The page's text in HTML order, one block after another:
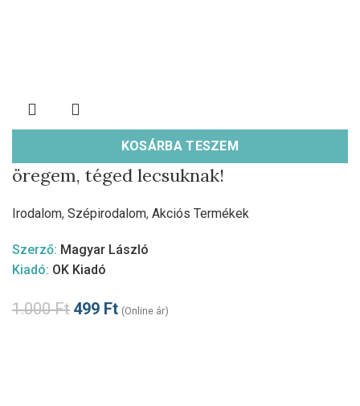
KOSÁRBA TESZEM
öregem, téged lecsuknak!
Irodalom, Szépirodalom, Akciós Termékek
Szerző: Magyar László
Kiadó: OK Kiadó
1.000Ft 499 Ft (Online ár)